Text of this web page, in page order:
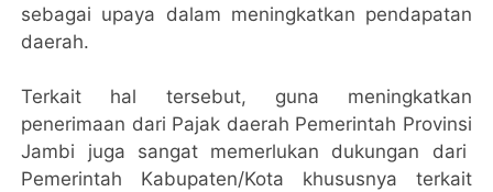
sebagai upaya dalam meningkatkan pendapatan
daerah.
Terkait hal tersebut, guna meningkatkan
penerimaan dari Pajak daerah Pemerintah Provinsi
Jambi juga sangat memerlukan dukungan dari
Pemerintah Kabupaten/Kota khususnya terkait